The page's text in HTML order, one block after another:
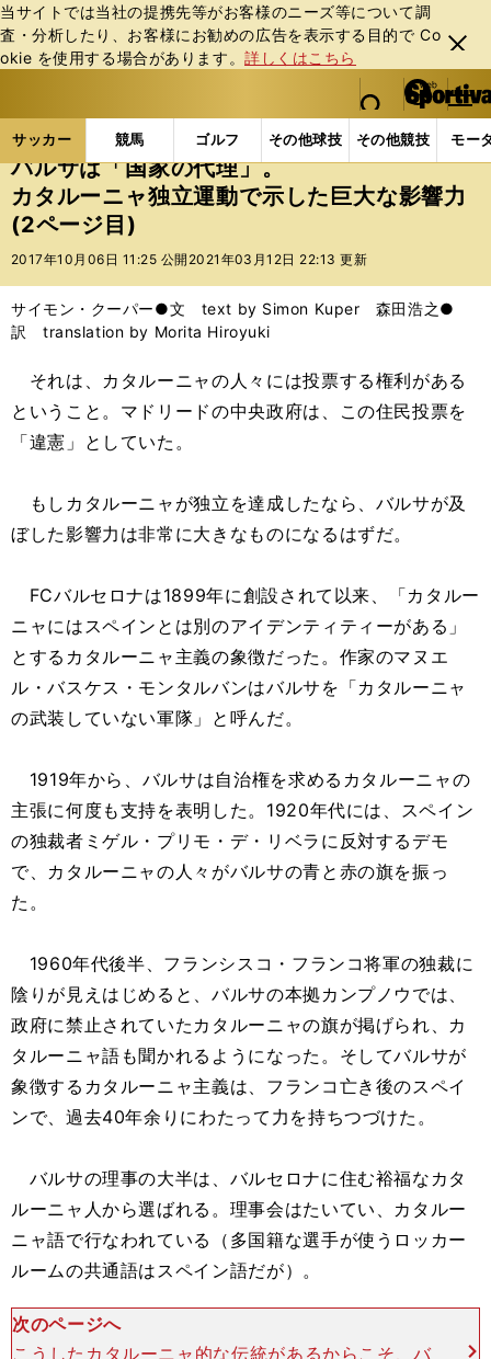
当サイトでは当社の提携先等がお客様のニーズ等について調
査・分析したり、お客様にお勧めの広告を表⽰する⽬的で Co
okie を使⽤する場合があります。詳しくはこちら
閉じ
る
web Sportiva (webスポルティーバ)
検索
マイペ
ー
ジ
メニュ
サッカー 競馬 ゴルフ その他球技 その他競技 モー
ス
ポ
ル
テ
ー
バ
サッカーの記事一覧 海外サッカー サイモン・クー
バルサは「国家の代理」。
カタルーニャ独立運動で示した巨大な影響力
(2ページ目)
2017年10月06日 11:25 公開 2021年03月12日 22:13 更新
サイモン・クーパー●文 text by Simon Kuper 森田浩之●
訳 translation by Morita Hiroyuki
それは、カタルーニャの人々には投票する権利がある
ということ。マドリードの中央政府は、この住民投票を
「違憲」としていた。
もしカタルーニャが独立を達成したなら、バルサが及
ぼした影響力は非常に大きなものになるはずだ。
FCバルセロナは1899年に創設されて以来、「カタルー
ニャにはスペインとは別のアイデンティティーがある」
とするカタルーニャ主義の象徴だった。作家のマヌエ
ル・バスケス・モンタルバンはバルサを「カタルーニャ
の武装していない軍隊」と呼んだ。
1919年から、バルサは自治権を求めるカタルーニャの
主張に何度も支持を表明した。1920年代には、スペイン
の独裁者ミゲル・プリモ・デ・リベラに反対するデモ
で、カタルーニャの人々がバルサの青と赤の旗を振っ
た。
1960年代後半、フランシスコ・フランコ将軍の独裁に
陰りが見えはじめると、バルサの本拠カンプノウでは、
政府に禁止されていたカタルーニャの旗が掲げられ、カ
タルーニャ語も聞かれるようになった。そしてバルサが
象徴するカタルーニャ主義は、フランコ亡き後のスペイ
ンで、過去40年余りにわたって力を持ちつづけた。
バルサの理事の大半は、バルセロナに住む裕福なカタ
ルーニャ人から選ばれる。理事会はたいてい、カタルー
ニャ語で行なわれている（多国籍な選手が使うロッカー
ルームの共通語はスペイン語だが）。
次のページへ
こうしたカタルーニャ的な伝統があるからこそ、バ